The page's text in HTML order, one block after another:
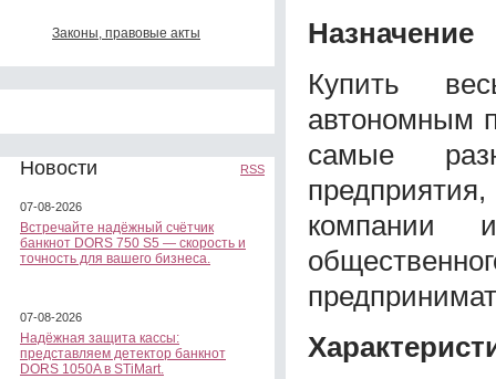
Законы, правовые акты
Новости RSS
07-08-2026
Встречайте надёжный счётчик
банкнот DORS 750 S5 — скорость и
точность для вашего бизнеса.
07-08-2026
Надёжная защита кассы:
представляем детектор банкнот
DORS 1050A в STiMart.
Назначение
Купить
автономным
самые